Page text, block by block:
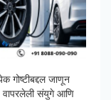
गोष्टीबद्दल जाणून
वापरलेली संयुगे आणि